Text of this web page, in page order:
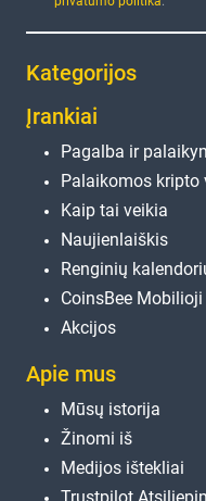
Kategorijos
Įrankiai
Pagalba ir
Palaikomos kripto
Kaip tai veikia
Naujienlaiškis
Renginių
CoinsBee
Akcijos
Apie mus
Mūsų istorija
Žinomi iš
Medijos ištekliai